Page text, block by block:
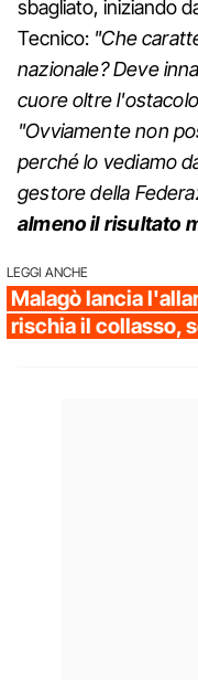
sbagliato, iniziando
Tecnico: "Che
nazionale? Deve
cuore oltre
"Ovviamente non
perché lo vediamo
gestore della
almeno il risultato
LEGGI ANCHE
Malagò lancia
rischia il collasso,